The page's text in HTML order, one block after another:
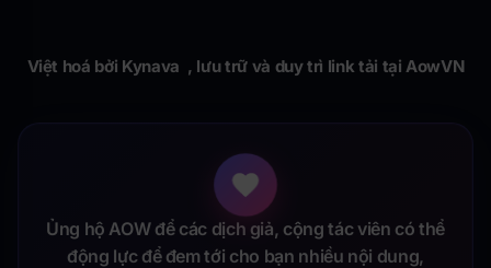
Việt hoá bởi Kynava , lưu trữ và duy trì link tải tại AowVN
Ủng hộ AOW để các dịch giả, cộng tác viên có thể
động lực để đem tới cho bạn nhiều nội dung,